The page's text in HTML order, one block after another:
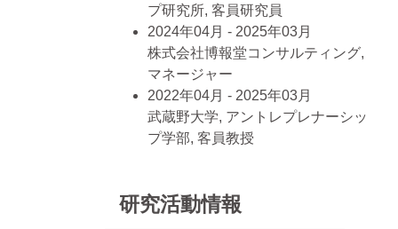
プ研究所, 客員研究員
2024年04月 - 2025年03月
株式会社博報堂コンサルティング,
マネージャー
2022年04月 - 2025年03月
武蔵野大学, アントレプレナーシッ
プ学部, 客員教授
■ 学歴
2019年04月 - 2022年03月, 私立 法
研究活動情報